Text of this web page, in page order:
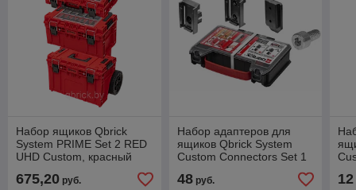
Набор ящиков Qbrick
System PRIME Set 2 RED
UHD Custom, красный
675,20 руб.
Набор адаптеров для
ящиков Qbrick System
Custom Connectors Set 1
48руб. 12